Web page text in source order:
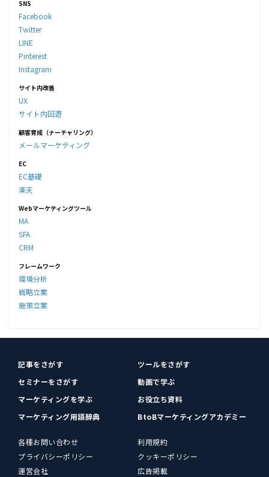
SNS
Facebook
Twitter
LINE
Pinterest
Instagram
サイト内改善
UX
サイト内回遊
顧客育成（ナーチャリング）
メールマーケティング
EC
EC基礎
楽天
Webマーケティングツール
MA
SFA
CRM
フレームワーク
環境分析
戦略立案
施策立案
記事をさがす
ツールをさがす
セミナーをさがす
動画で学ぶ
マーケティングを学ぶ
お役立ち資料
マーケティング用語辞典
BtoBマーケティングアカデミー
各種お問い合わせ
利用規約
プライバシーポリシー
クッキーポリシー
運営会社
広告掲載